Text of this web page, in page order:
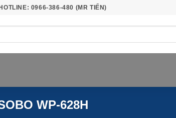
0966-386-480 (MR TIẾN)
WP-628H